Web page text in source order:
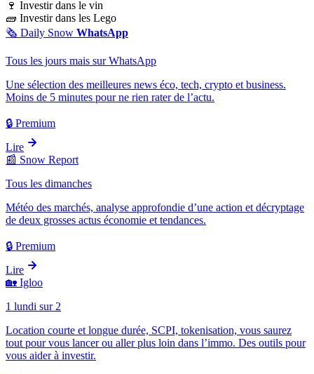
🍷 Investir dans le vin
🧱 Investir dans les Lego
🗞️ Daily Snow WhatsApp
Tous les jours mais sur WhatsApp
Une sélection des meilleures news éco, tech, crypto et business.
Moins de 5 minutes pour ne rien rater de l’actu.
🔒 Premium
Lire
📰 Snow Report
Tous les dimanches
Météo des marchés, analyse approfondie d’une action et décryptage
de deux grosses actus économie et tendances.
🔒 Premium
Lire
🏡 Igloo
1 lundi sur 2
Location courte et longue durée, SCPI, tokenisation, vous saurez
tout pour vous lancer ou aller plus loin dans l’immo. Des outils pour
vous aider à investir.